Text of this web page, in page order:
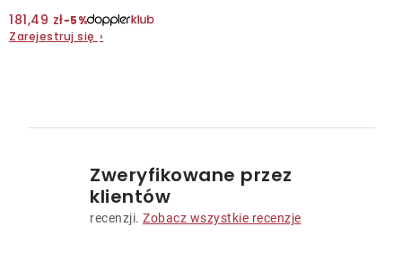
181,49 zł−5%
Zarejestruj się ›
Zweryfikowane przez
klientów
recenzji. Zobacz wszystkie recenzje